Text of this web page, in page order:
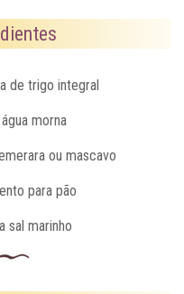
de trigo integral
morna
ou mascavo
para pão
sal marinho